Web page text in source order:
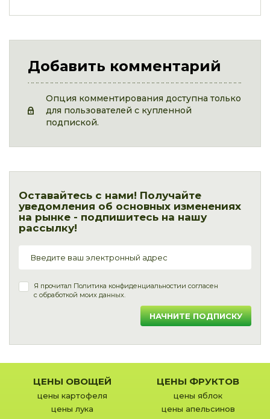
Добавить комментарий
Опция комментирования доступна только
для пользователей с купленной
подпиской.
Оставайтесь с нами! Получайте
уведомления об основных изменениях
на рынке - подпишитесь на нашу
рассылку!
Я прочитал Политика конфиденциальностии согласен
с обработкой моих данных.
НАЧНИТЕ ПОДПИСКУ
ЦЕНЫ ОВОЩЕЙ
цены картофеля
цены лука
ЦЕНЫ ФРУКТОВ
цены яблок
цены апельсинов